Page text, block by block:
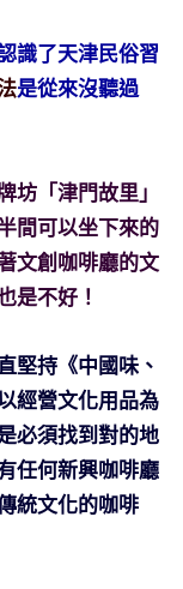
識了天津民俗習
是從來沒聽過
坊「津門故里」
間可以坐下來的
文創咖啡廳的文
是不好！
堅持《中國味、
經營文化用品為
必須找到對的地
任何新興咖啡廳
統文化的咖啡